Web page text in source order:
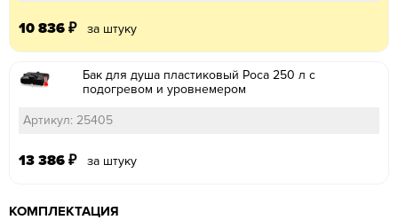
10 836 ₽ за штуку
Бак для душа пластиковый Роса 250 л с
подогревом и уровнемером
Артикул: 25405
13 386 ₽ за штуку
КОМПЛЕКТАЦИЯ